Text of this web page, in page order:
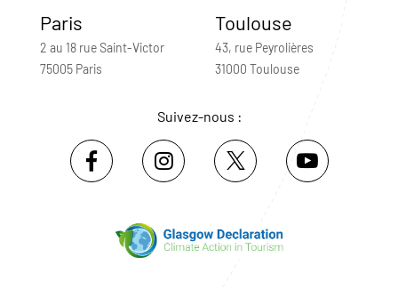
Paris
2 au 18 rue Saint-Victor
75005 Paris
Toulouse
43, rue Peyrolières
31000 Toulouse
Suivez-nous :